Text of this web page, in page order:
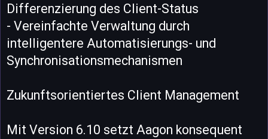
Differenzierung des Client-Status
- Vereinfachte Verwaltung durch
intelligentere Automatisierungs- und
Synchronisationsmechanismen
Zukunftsorientiertes Client Management
Mit Version 6.10 setzt Aagon konsequent